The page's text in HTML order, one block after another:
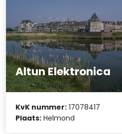
Altun Elektronica
KvK nummer: 17078417
Plaats: Helmond